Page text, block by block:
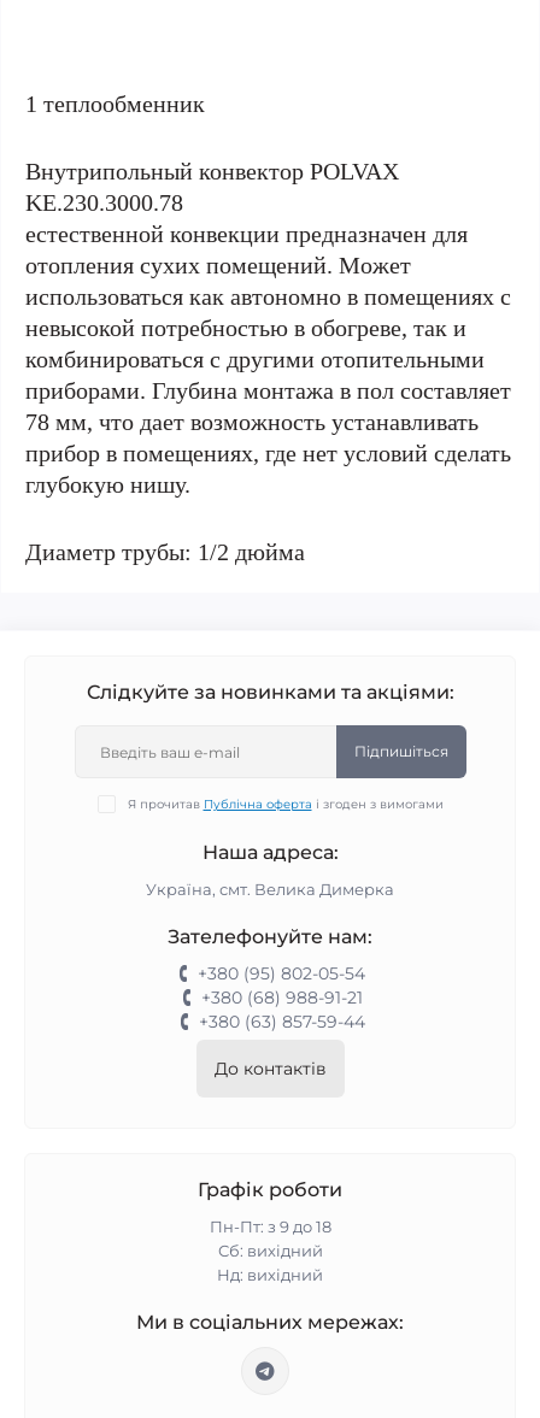
1 теплообменник
Внутрипольный конвектор POLVAX
KE.230.3000.78
естественной конвекции предназначен для
отопления сухих помещений. Может
использоваться как автономно в помещениях с
невысокой потребностью в обогреве, так и
комбинироваться с другими отопительными
приборами. Глубина монтажа в пол составляет
78 мм, что дает возможность устанавливать
прибор в помещениях, где нет условий сделать
глубокую нишу.
Диаметр трубы: 1/2 дюйма
Слідкуйте за новинками та акціями:
Підпишіться
Я прочитав Публічна оферта і згоден з вимогами
Наша адреса:
Україна, смт. Велика Димерка
Зателефонуйте нам:
+380 (95) 802-05-54
+380 (68) 988-91-21
+380 (63) 857-59-44
До контактів
Графік роботи
Пн-Пт: з 9 до 18
Сб: вихідний
Нд: вихідний
Ми в соціальних мережах: